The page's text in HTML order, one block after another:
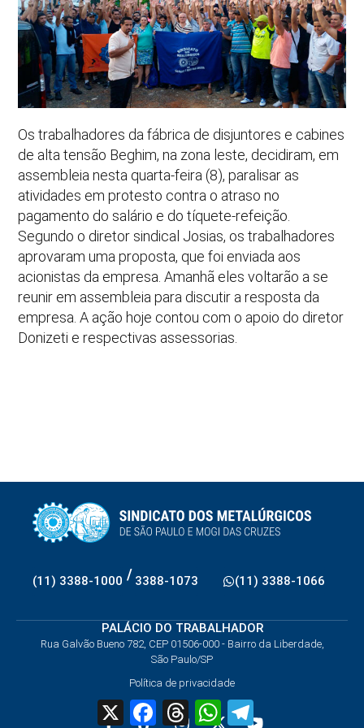
Os trabalhadores da fábrica de disjuntores e cabines
de alta tensão Beghim, na zona leste, decidiram, em
assembleia nesta quarta-feira (8), paralisar as
atividades em protesto contra o atraso no
pagamento do salário e do tíquete-refeição.
Segundo o diretor sindical Josias, os trabalhadores
aprovaram uma proposta, que foi enviada aos
acionistas da empresa. Amanhã eles voltarão a se
reunir em assembleia para discutir a resposta da
empresa. A ação hoje contou com o apoio do diretor
Donizeti e respectivas assessorias.
(11) 3388-1000 / 3388-1073 (11) 3388-1066
PALÁCIO DO TRABALHADOR
Rua Galvão Bueno 782, CEP 01506-000 - Bairro da Liberdade,
São Paulo/SP
Política de privacidade
X FacebookThreadsWhatsApp